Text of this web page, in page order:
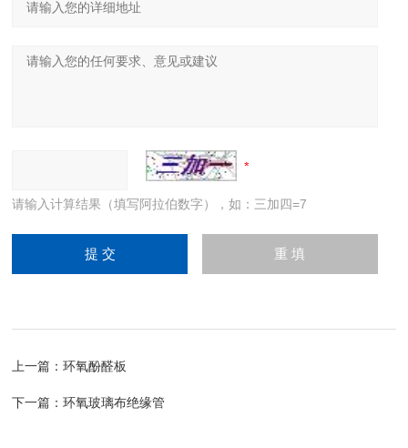
请输入计算结果（填写阿拉伯数字），如：三加四=7
上一篇：环氧酚醛板
下一篇：环氧玻璃布绝缘管